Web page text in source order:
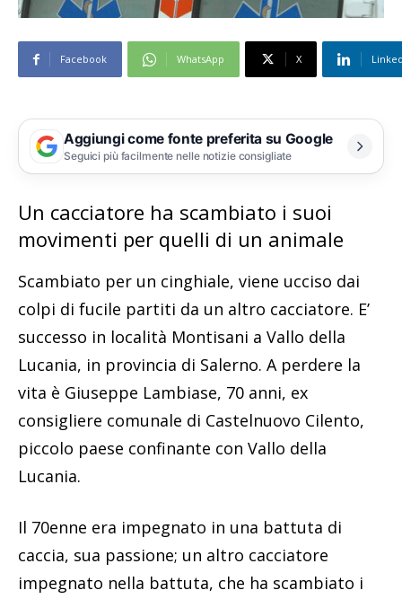
Facebook WhatsApp X
Aggiungi come fonte preferita su Google
Seguici più facilmente nelle notizie consigliate
Un cacciatore ha scambiato i suoi
movimenti per quelli di un animale
Scambiato per un cinghiale, viene ucciso dai
colpi di fucile partiti da un altro cacciatore. E’
successo in località Montisani a Vallo della
Lucania, in provincia di Salerno. A perdere la
vita è Giuseppe Lambiase, 70 anni, ex
consigliere comunale di Castelnuovo Cilento,
piccolo paese confinante con Vallo della
Lucania.
Il 70enne era impegnato in una battuta di
caccia, sua passione; un altro cacciatore
impegnato nella battuta, che ha scambiato i